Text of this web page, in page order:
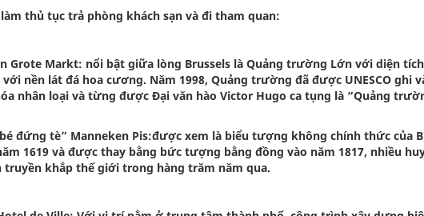
thủ tục trả phòng khách sạn và đi tham quan:
Grote Markt: nổi bật giữa lòng Brussels là Quảng trường Lớn với diện tích
nền lát đá hoa cương. Năm 1998, Quảng trường đã được UNESCO ghi
nhân loại và từng được Đại văn hào Victor Hugo ca tụng là “Quảng
đứng tè” Manneken Pis:được xem là biểu tượng không chính thức của
1619 và được thay bằng bức tượng bằng đồng vào năm 1817, nhiều
truyền khắp thế giới trong hàng trăm năm qua.